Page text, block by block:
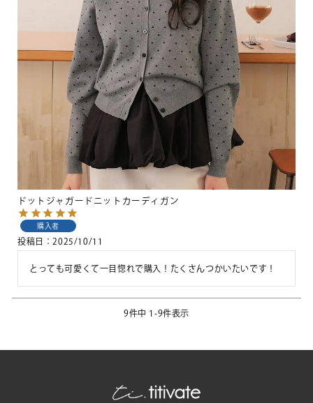
ドットジャガードニットカーディガン
購入者
投稿日 2025/10/11
とっても可愛くて一目惚れで購入！たくさんつかいたいです！
9件中 1 -9件表示